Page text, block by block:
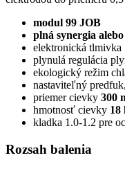
modul 99 JOB
plná synergia
elektronická tlmivka
plynulá regulácia
ekologický režim
nastaviteľný
priemer cievky 300
hmotnosť cievky 18
kladka 1.0-1.2 pre
Rozsah balenia